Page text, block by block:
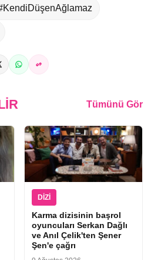
Tümünü Gör
DIZI
Karma dizisinin başrol
oyuncuları Serkan Dağlı
ve Anıl Çelik'ten Şener
Şen'e çağrı